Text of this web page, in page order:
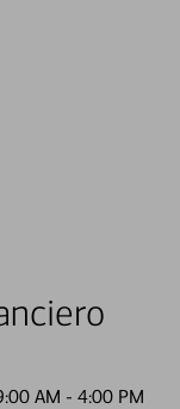
AM - 4:00 PM